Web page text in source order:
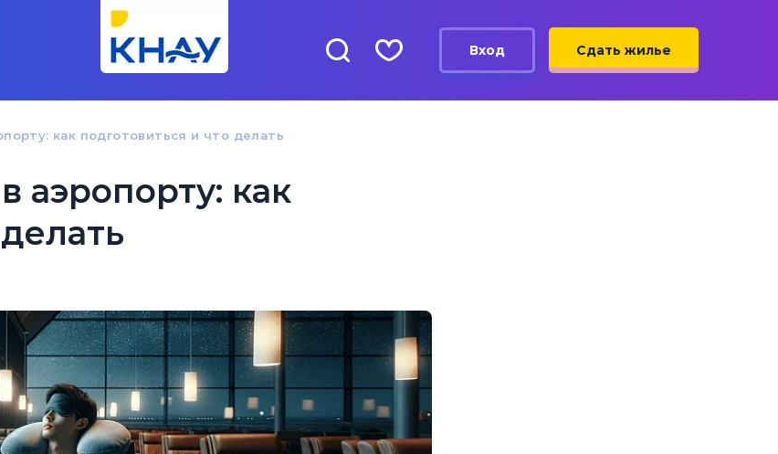
Вход Сдать жилье
как подготовиться и что делать
аэропорту: как